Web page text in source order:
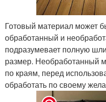
Готовый материал может
обработанный и
подразумевает полную
размер. Необработанный
по краям, перед
обработать по своему